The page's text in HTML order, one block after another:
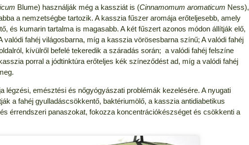
Blume) használják még a kassziát is (Cinnamomum aromaticum Ness),
a nemzetségbe tartozik. A kasszia fűszer aromája erőteljesebb, amely
és kumarin tartalma is magasabb. A két fűszert azonos módon állítják elő,
fahéj világosbarna, míg a kasszia vörösesbarna színű; A valódi fahéj
kívülről befelé tekeredik a száradás során; a valódi fahéj felszíne
porral a jódtinktúra erőteljes kék színeződést ad, míg a valódi fahéj
légzési, emésztési és nőgyógyászati problémák kezelésére. A nyugati
a fahéj gyulladáscsökkentő, baktériumölő, a kasszia antidiabetikus
érrendszeri panaszokat, fokozza koncentrációkészséget és csökkenti a